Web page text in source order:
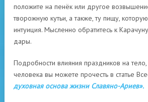
положите на пенёк или другое
творожную кутьи, а также, ту пищу,
интуиция. Мысленно обратитесь к
дары.
Подробности влияния праздников на
человека вы можете прочесть в статье
духовная основа жизни Славяно-Ариев».